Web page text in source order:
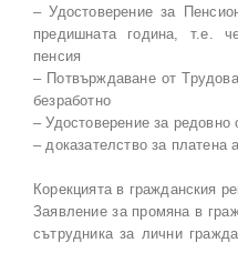
– Удостоверение за
предишната година, т.е.
пенсия
– Потвърждаване от
безработно
– Удостоверение за редовно
– доказателство за платена
Корекцията в гражданския
Заявление за промяна в
сътрудника за лични